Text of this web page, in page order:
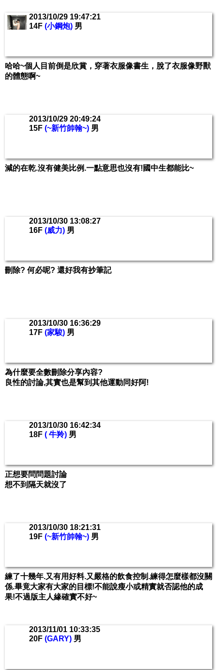
2013/10/29 19:47:21
14F (小鋼炮) 男
哈哈~個人目前倒是欣賞，穿著衣服像書生，脫了衣服像野獸
的體態啊~
2013/10/29 20:49:24
15F (~新竹帥翰~) 男
減的在乾.沒有健美比例.一點意思也沒有!國中生都能比~
2013/10/30 13:08:27
16F (威力) 男
刪除? 何必呢? 還好我有抄筆記
2013/10/30 16:36:29
17F (家駿) 男
為什麼要全數刪除分享內容?
良性的討論,其實也是幫到其他運動同好阿!
2013/10/30 16:42:34
18F ( 牛羚) 男
正想要問問題討論
想不到隔天就沒了
2013/10/30 18:21:31
19F (~新竹帥翰~) 男
練了十幾年.又有用好料.又嚴格的飲食控制.練得怎麼樣都沒關
係.畢竟大家有大家的目標!不能說瘦小或精實就否認他的成
果!不過版主人緣確實不好~
2013/11/01 10:33:35
20F (GARY) 男